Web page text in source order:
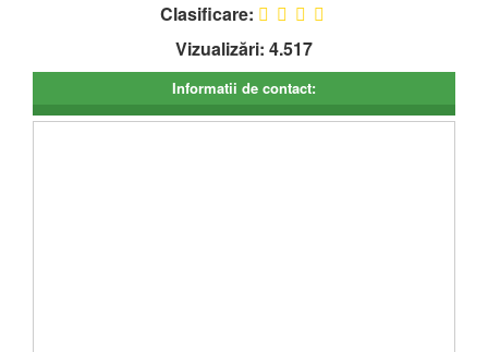
Clasificare:
Vizualizări: 4.517
Informatii de contact: